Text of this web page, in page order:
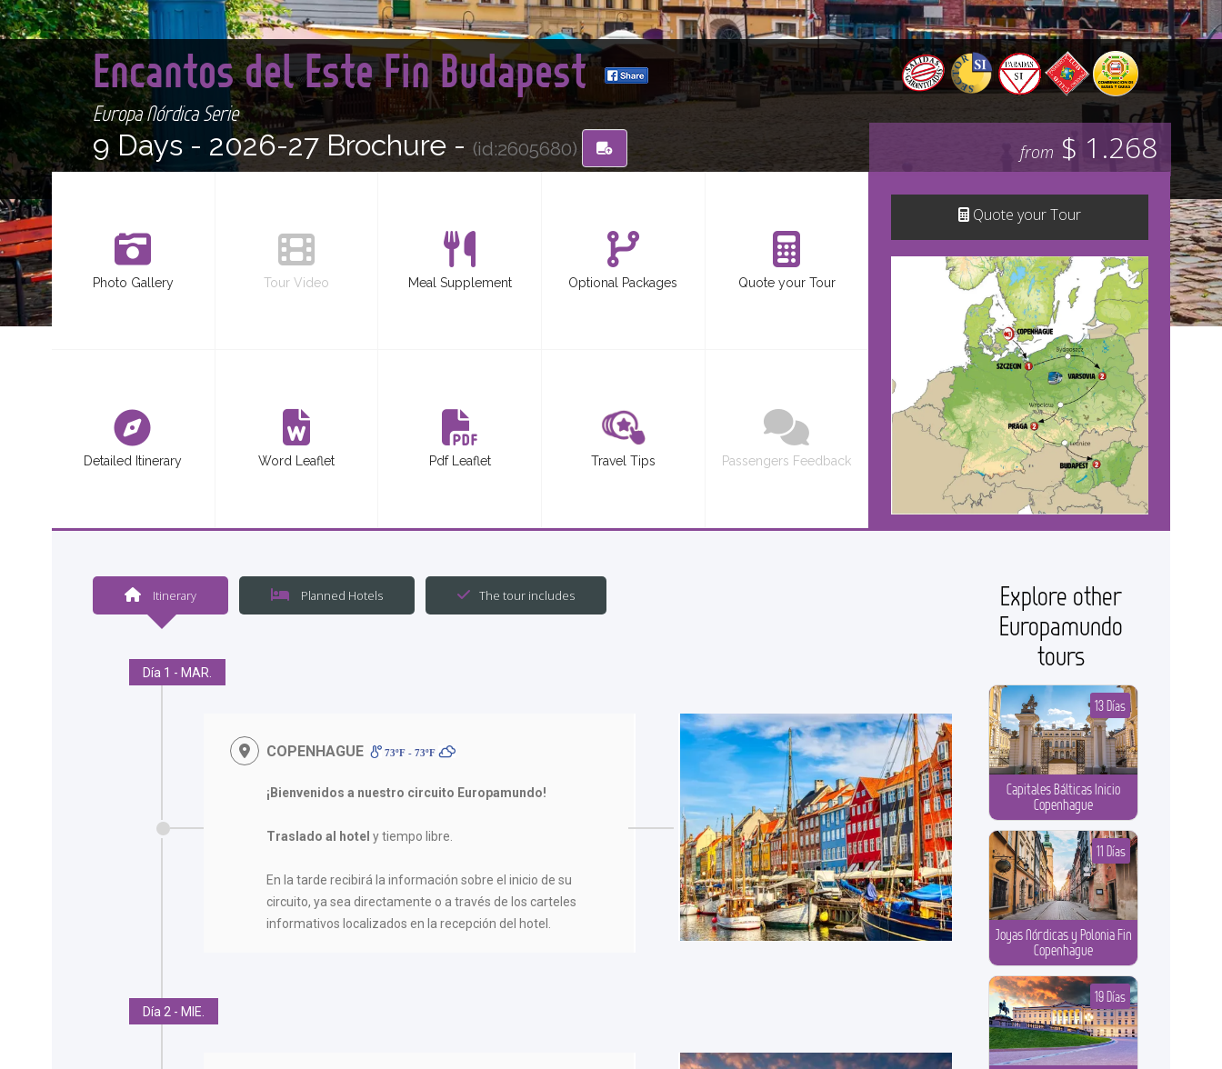
Encantos del Este Fin Budapest
Europa Nórdica Serie
9 Days - 2026-27 Brochure - (id:2605680)
Photo Gallery Tour Video Meal Supplement Optional Packages Quote your Tour
Detailed Itinerary Word Leaflet Pdf Leaflet Travel Tips Passengers Feedback
from $ 1.268
Quote your Tour
Itinerary Planned Hotels The tour includes
Día 1 - MAR.
COPENHAGUE 73ºF - 73ºF
¡Bienvenidos a nuestro circuito Europamundo!
Traslado al hotel y tiempo libre.
En la tarde recibirá la información sobre el inicio de su
circuito, ya sea directamente o a través de los carteles
informativos localizados en la recepción del hotel.
Día 2 - MIE.
Explore other
Europamundo
tours
Capitales Bálticas Inicio
Copenhague
13 Días
Joyas Nórdicas y Polonia Fin
Copenhague
11 Días
19 Días